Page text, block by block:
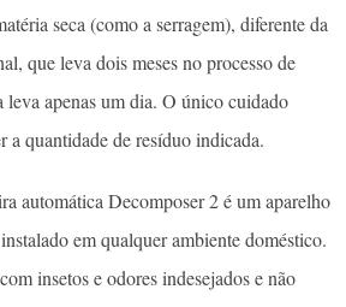
seca (como a serragem), diferente da
que leva dois meses no processo de
leva apenas um dia. O único cuidado
a quantidade de resíduo indicada.
automática Decomposer 2 é um aparelho
em qualquer ambiente doméstico.
insetos e odores indesejados e não